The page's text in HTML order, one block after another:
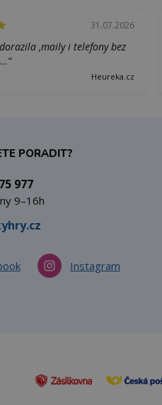
31.07.2026
,maily i telefony bez
Heureka.cz
PORADIT?
977
9–16h
Instagram